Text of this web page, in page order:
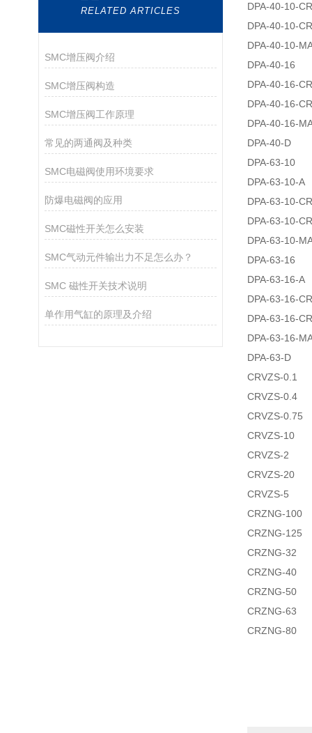
RELATED ARTICLES
SMC增压阀介绍
SMC增压阀构造
SMC增压阀工作原理
常见的两通阀及种类
SMC电磁阀使用环境要求
防爆电磁阀的应用
SMC磁性开关怎么安装
SMC气动元件输出力不足怎么办？
SMC 磁性开关技术说明
单作用气缸的原理及介绍
DPA-40-10-
DPA-40-10-
DPA-40-10-
DPA-40-16
DPA-40-16-
DPA-40-16-
DPA-40-16-
DPA-40-D
DPA-63-10
DPA-63-10-A
DPA-63-10-
DPA-63-10-
DPA-63-10-
DPA-63-16
DPA-63-16-A
DPA-63-16-
DPA-63-16-
DPA-63-16-
DPA-63-D
CRVZS-0.1
CRVZS-0.4
CRVZS-0.75
CRVZS-10
CRVZS-2
CRVZS-20
CRVZS-5
CRZNG-100
CRZNG-125
CRZNG-32
CRZNG-40
CRZNG-50
CRZNG-63
CRZNG-80